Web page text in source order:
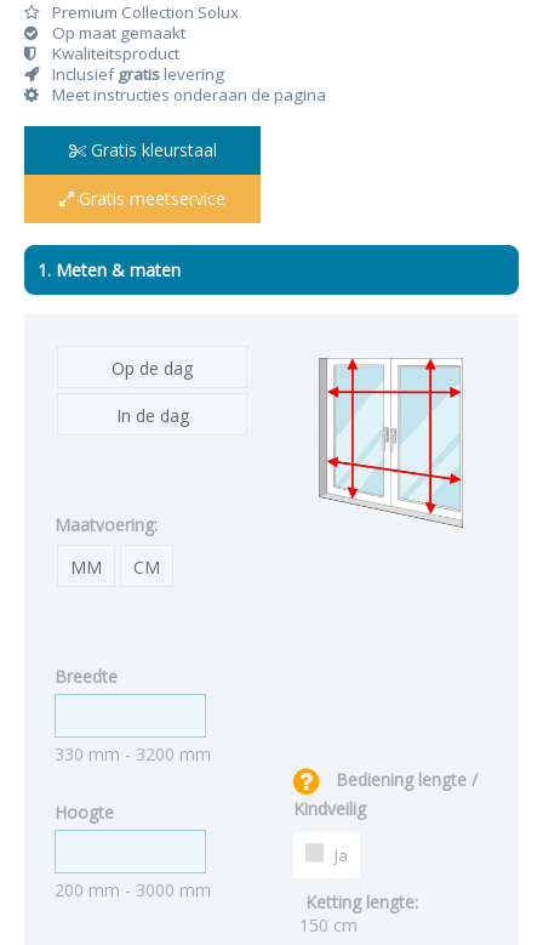
Premium Collection Solux
Op maat gemaakt
Kwaliteitsproduct
Inclusiefgratis levering
Meet instructies onderaan de pagina
Gratis kleurstaal
Gratis meetservice
1. Meten & maten
Op de dag
In de dag
Maatvoering:
MM
CM
Breedte
330 mm - 3200 mm
Hoogte
200 mm - 3000 mm
Bediening lengte /
Kindveilig
Ja
Ketting lengte:
150 cm